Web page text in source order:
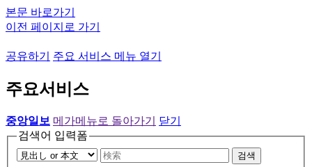
본문 바로가기
이전 페이지로 가기
공유하기 주요 서비스 메뉴 열기
주요서비스
중앙일보 메가메뉴로 돌아가기
닫기
검색어 입력폼
검색